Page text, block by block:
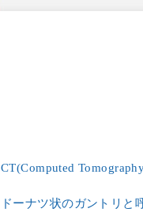
CT(Computed
ドーナツ状のガントリと